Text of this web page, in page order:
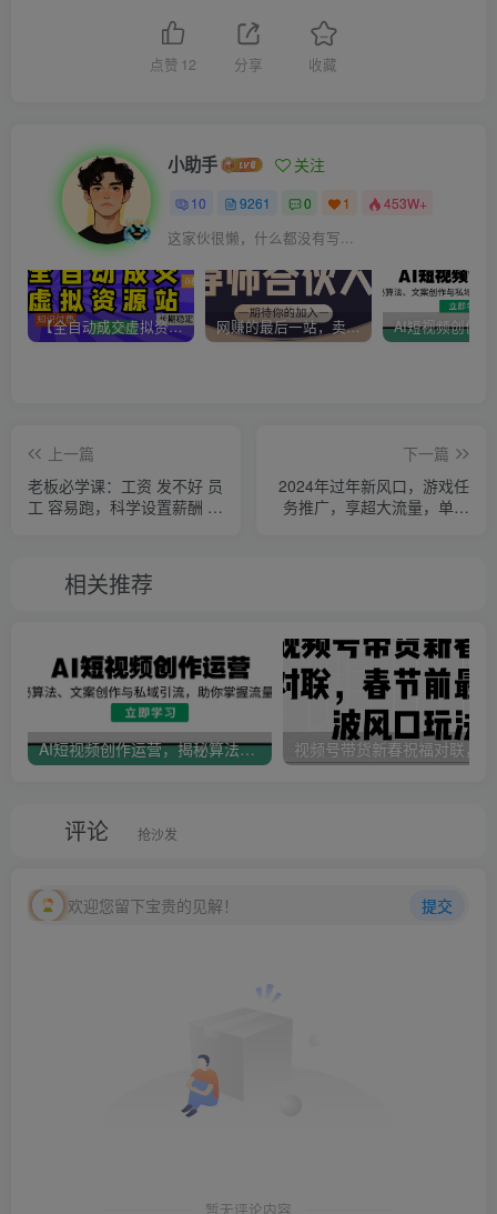
点赞 12 分享 收藏
小助手 关注
10 9261 0 1 453W+
这家伙很懒，什么都没有写...
【全自动成交虚拟资源站】站长唯一陪跑项目！月入10W+~长期稳定~ 网赚的最后一站，卖项目！做网赚顶级猎食者~
上一篇
老板必学课：工资 发不好 员
工 容易跑，科学设置薪酬 让
下一篇
2024年过年新风口，游戏任
务推广，享超大流量，单号
相关推荐
AI短视频创作运营，揭秘算法、文案创作与私域引流，助你掌握流量密码
评论 抢沙发
欢迎您留下宝贵的见解！ 提交
暂无评论内容